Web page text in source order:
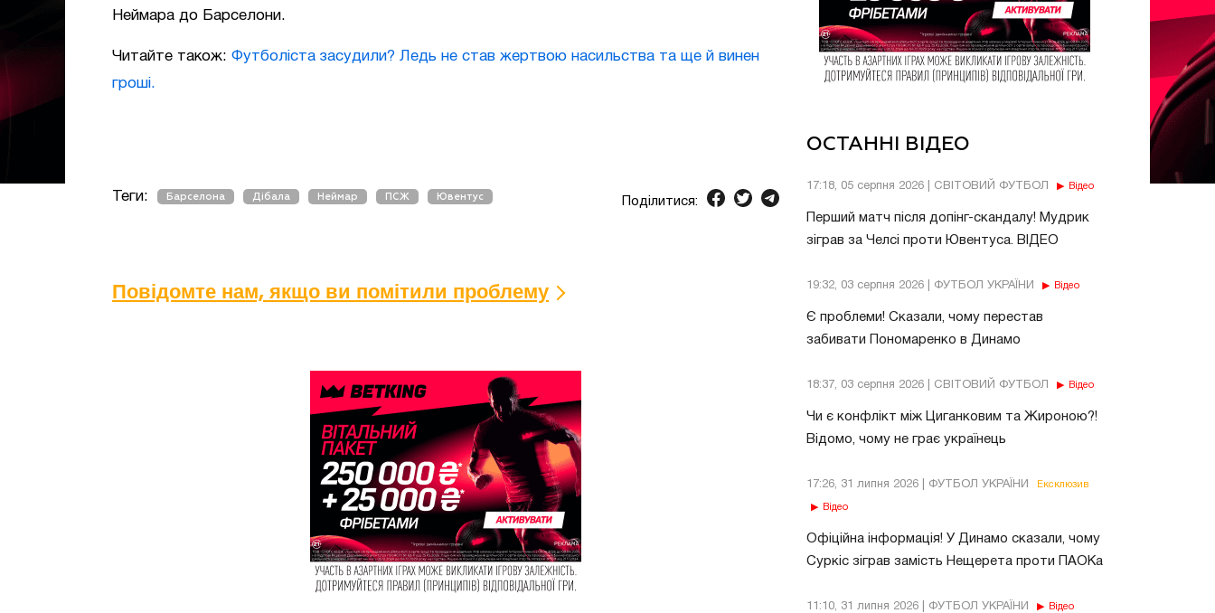
ОСТАННІ ВІДЕО
17:18, 05 серпня 2026 | СВІТОВИЙ ФУТБОЛ Відео
Перший матч після допінг-скандалу! Мудрик
зіграв за Челсі проти Ювентуса. ВІДЕО
19:32, 03 серпня 2026 | ФУТБОЛ УКРАЇНИ Відео
Є проблеми! Сказали, чому перестав
забивати Пономаренко в Динамо
18:37, 03 серпня 2026 | СВІТОВИЙ ФУТБОЛ Відео
Чи є конфлікт між Циганковим та Жироною?!
Відомо, чому не грає українець
17:26, 31 липня 2026 | ФУТБОЛ УКРАЇНИ Ексклюзив
Відео
Офіційна інформація! У Динамо сказали, чому
Суркіс зіграв замість Нещерета проти ПАОКа
11:10, 31 липня 2026 | ФУТБОЛ УКРАЇНИ Відео
Неймара до Барселони.
Читайте також: Футболіста засудили? Ледь не став жертвою насильства та ще й винен
гроші.
Теги: Барселона Дібала Неймар ПСЖ Ювентус Поділитися:
Повідомте нам, якщо ви помітили проблему